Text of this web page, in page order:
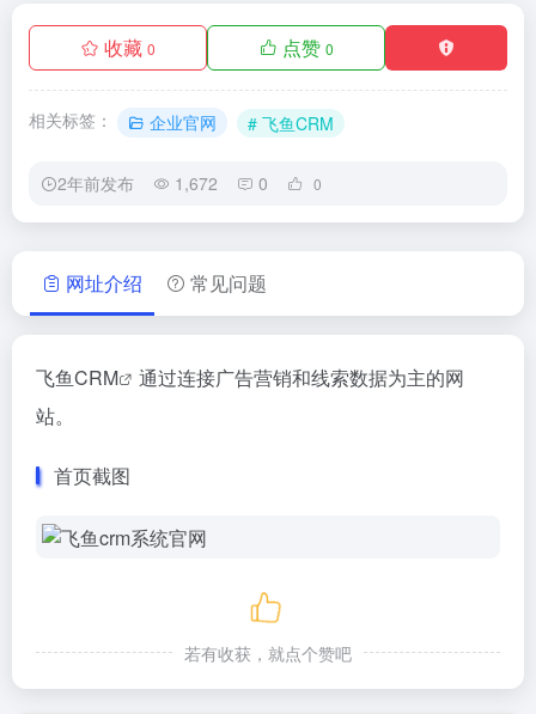
收藏 0 点赞 0
相关标签： 企业官网 # 飞鱼CRM
2年前发布 1,672 0 0
网址介绍 常见问题
飞鱼CRM
通过连接广告营销和线索数据为主的网
站。
首页截图
若有收获，就点个赞吧